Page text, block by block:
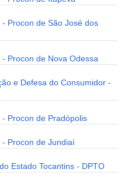
Procon de São José dos
Procon de Nova Odessa
e Defesa do Consumidor -
Procon de Pradópolis
Procon de Jundiaí
Estado Tocantins - DPTO